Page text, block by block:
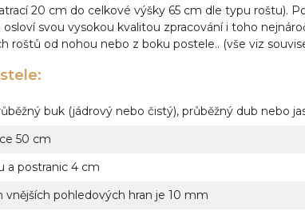
20 cm do celkové výšky 65 cm dle typu roštu).
svou vysokou kvalitou zpracování i toho
roštů od nohou nebo z boku postele.. (vše viz
buk (jádrový nebo čistý), průběžný dub nebo
50 cm
a postranic 4 cm
vnějších pohledových hran je 10 mm